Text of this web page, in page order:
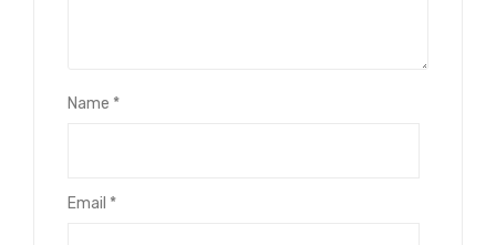
Name *
Email *